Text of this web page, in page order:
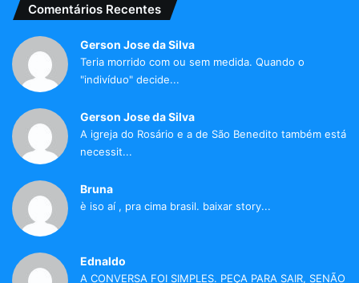
Comentários Recentes
Gerson Jose da Silva
Teria morrido com ou sem medida. Quando o
"indivíduo" decide...
Gerson Jose da Silva
A igreja do Rosário e a de São Benedito também está
necessit...
Bruna
è iso aí , pra cima brasil. baixar story...
Ednaldo
A CONVERSA FOI SIMPLES. PEÇA PARA SAIR, SENÃO